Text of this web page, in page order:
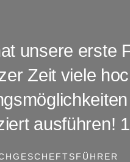
unsere erste
Zeit viele
ausführen!
GESCHEFTSFÜHRER